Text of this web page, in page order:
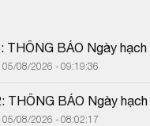
THÔNG BÁO Ngày
05/08/2026 - 09:19:36
THÔNG BÁO Ngày
05/08/2026 - 08:02:17